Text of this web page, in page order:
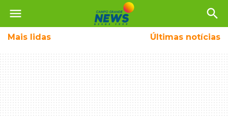
menu search
Mais lidas Últimas notícias